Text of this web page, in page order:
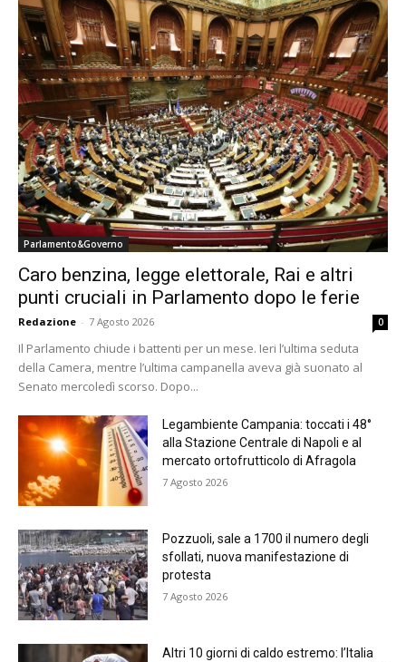
Parlamento&Governo
Caro benzina, legge elettorale, Rai e altri
punti cruciali in Parlamento dopo le ferie
Redazione - 7 Agosto 2026 0
Il Parlamento chiude i battenti per un mese. Ieri l’ultima seduta
della Camera, mentre l’ultima campanella aveva già suonato al
Senato mercoledì scorso. Dopo...
Legambiente Campania: toccati i 48°
alla Stazione Centrale di Napoli e al
mercato ortofrutticolo di Afragola
7 Agosto 2026
Pozzuoli, sale a 1700 il numero degli
sfollati, nuova manifestazione di
protesta
7 Agosto 2026
Altri 10 giorni di caldo estremo: l’Italia